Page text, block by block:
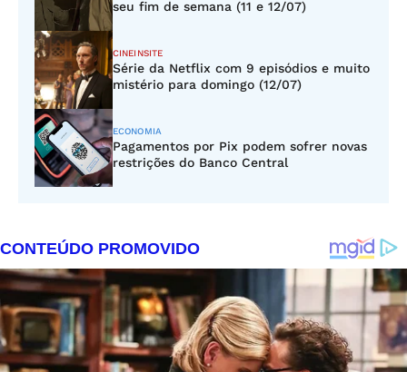
seu fim de semana (11 e 12/07)
CINEINSITE
Série da Netflix com 9 episódios e muito
mistério para domingo (12/07)
ECONOMIA
Pagamentos por Pix podem sofrer novas
restrições do Banco Central